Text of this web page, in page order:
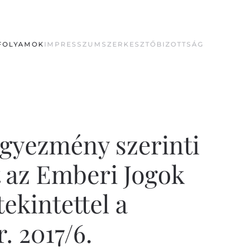
IMPRESSZUM SZERKESZTŐBIZOTTSÁG
szerinti
Emberi Jogok
a
6.